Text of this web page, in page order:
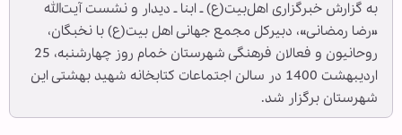
به گزارش خبرگزاری اهل‌بیت(ع) ـ ابنا ـ دیدار و نشست آیت‌الله
«رضا رمضانی»، دبیرکل مجمع جهانی اهل بیت(ع) با نخبگان،
روحانیون و فعالان فرهنگی شهرستان خمام روز چهارشنبه، 25
اردیبهشت 1400 در سالن اجتماعات کتابخانه شهید بهشتی این
شهرستان برگزار شد.